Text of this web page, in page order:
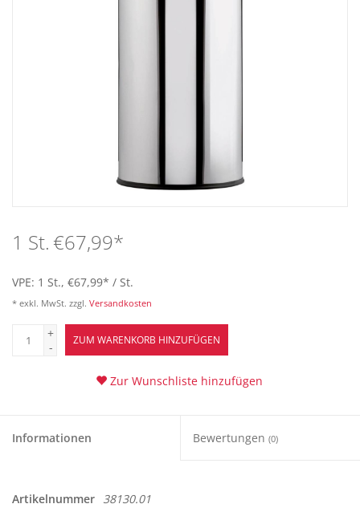
Technik
Fuchs Blog
1 St. €67,99*
VPE: 1 St., €67,99* / St.
* exkl. MwSt. zzgl. Versandkosten
+
-
ZUM WARENKORB HINZUFÜGEN
Zur Wunschliste hinzufügen
Informationen Bewertungen (0)
Artikelnummer 38130.01